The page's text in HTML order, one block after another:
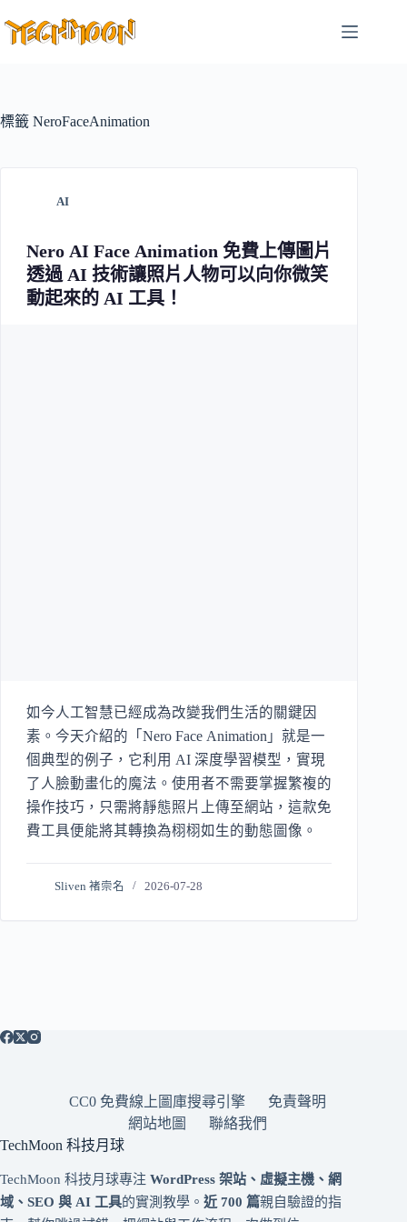
至
容
標籤 NeroFaceAnimation
AI
Nero AI Face Animation 免費上傳圖片
透過 AI 技術讓照片人物可以向你微笑
動起來的 AI 工具！
如今人工智慧已經成為改變我們生活的關鍵因
素。今天介紹的「Nero Face Animation」就是一
個典型的例子，它利用 AI 深度學習模型，實現
了人臉動畫化的魔法。使用者不需要掌握繁複的
操作技巧，只需將靜態照片上傳至網站，這款免
費工具便能將其轉換為栩栩如生的動態圖像。
Sliven 褚崇名 2026-07-28
CC0 免費線上圖庫搜尋引擎
免責聲明
網站地圖
聯絡我們
TechMoon 科技月球
TechMoon 科技月球專注 WordPress 架站、虛擬主機、網
域、SEO 與 AI 工具的實測教學。 近 700 篇親自驗證的指